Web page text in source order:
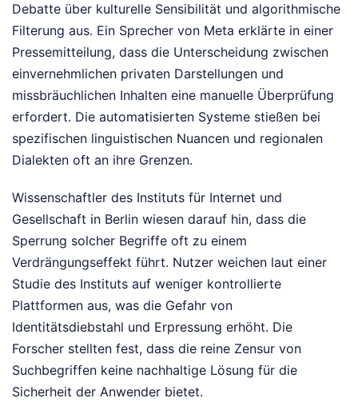
Debatte über kulturelle Sensibilität und algorithmische
Filterung aus. Ein Sprecher von Meta erklärte in einer
Pressemitteilung, dass die Unterscheidung zwischen
einvernehmlichen privaten Darstellungen und
missbräuchlichen Inhalten eine manuelle Überprüfung
erfordert. Die automatisierten Systeme stießen bei
spezifischen linguistischen Nuancen und regionalen
Dialekten oft an ihre Grenzen.
Wissenschaftler des Instituts für Internet und
Gesellschaft in Berlin wiesen darauf hin, dass die
Sperrung solcher Begriffe oft zu einem
Verdrängungseffekt führt. Nutzer weichen laut einer
Studie des Instituts auf weniger kontrollierte
Plattformen aus, was die Gefahr von
Identitätsdiebstahl und Erpressung erhöht. Die
Forscher stellten fest, dass die reine Zensur von
Suchbegriffen keine nachhaltige Lösung für die
Sicherheit der Anwender bietet.